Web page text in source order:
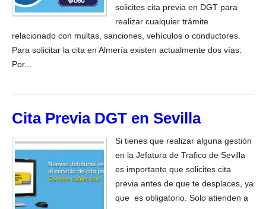
solicites cita previa en DGT para
realizar cualquier trámite
relacionado con multas, sanciones, vehículos o conductores.
Para solicitar la cita en Almería existen actualmente dos vías:
Por...
Cita Previa DGT en Sevilla
Si tienes que realizar alguna gestión
en la Jefatura de Trafico de Sevilla
es importante que solicites cita
previa antes de que te desplaces, ya
que es obligatorio. Solo atienden a